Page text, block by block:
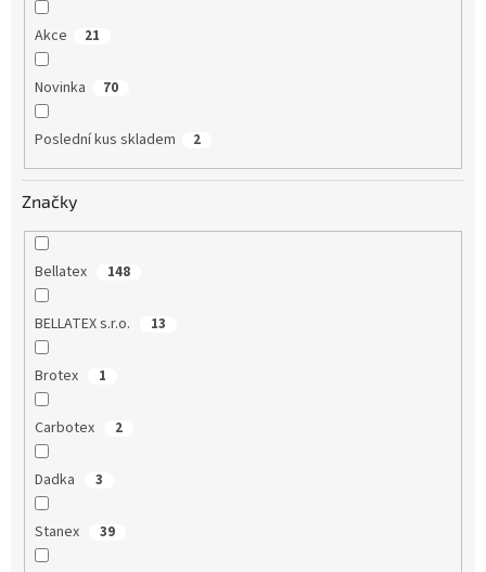
Akce 21
Novinka 70
Poslední kus skladem 2
Značky
Bellatex 148
BELLATEX s.r.o. 13
Brotex 1
Carbotex 2
Dadka 3
Stanex 39